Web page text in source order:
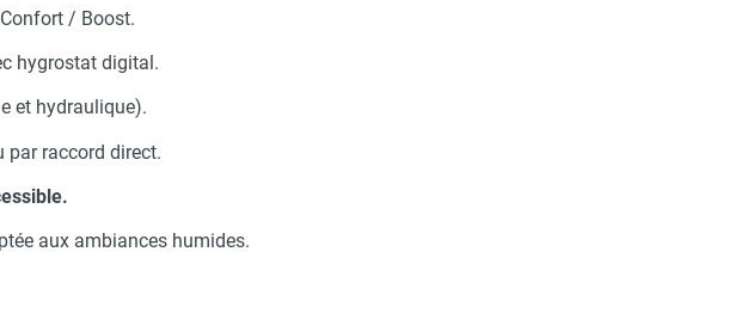
/ Boost.
hygrostat digital.
et hydraulique).
par raccord direct.
aux ambiances humides.